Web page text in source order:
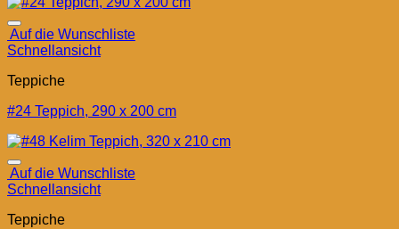
Auf die Wunschliste
Schnellansicht
Teppiche
#24 Teppich, 290 x 200 cm
Auf die Wunschliste
Schnellansicht
Teppiche